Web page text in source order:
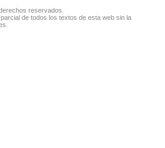
reservados.
de todos los textos de esta web sin la